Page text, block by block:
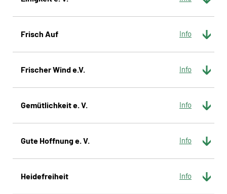
Frisch Auf
Frischer Wind e.V.
Gemütlichkeit e. V.
Gute Hoffnung e. V.
Heidefreiheit